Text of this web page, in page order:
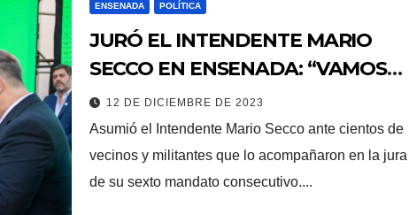
ENSENADA POLÍTICA
JURÓ EL INTENDENTE MARIO
SECCO EN ENSENADA: “VAMOS
POR LOS 4 AÑOS DE MAYOR
CRECIMIENTO”
12 DE DICIEMBRE DE 2023
Asumió el Intendente Mario Secco ante cientos de
vecinos y militantes que lo acompañaron en la jura
de su sexto mandato consecutivo....